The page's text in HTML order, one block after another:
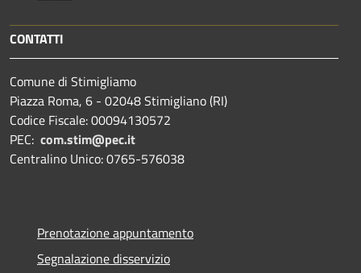
CONTATTI
Comune di Stimigliamo
Piazza Roma, 6 - 02048 Stimigliano (RI)
Codice Fiscale: 00094130572
PEC: com.stim@pec.it
Centralino Unico: 0765-576038
Prenotazione appuntamento
Segnalazione disservizio